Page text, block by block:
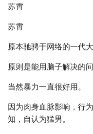
苏霄
苏霄
原本驰骋于网络的一代
原则是能用脑子解决的
当然暴力一直很好用。
因为肉身血脉影响，行
知，自认为猛男。